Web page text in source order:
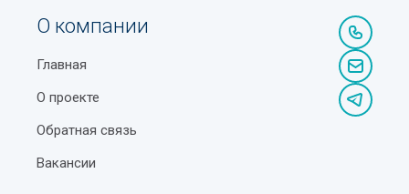
О компании
Главная
О проекте
Обратная связь
Вакансии